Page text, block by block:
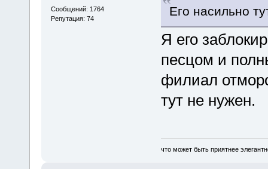
Сообщений: 1764
Репутация: 74
Его насильно
Я его
песцом и
филиал
тут не нужен.
что может быть приятнее